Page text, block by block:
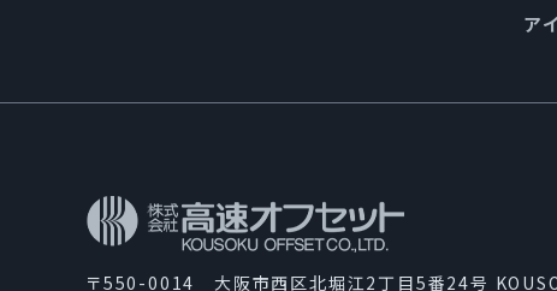
ア
〒550-0014 大阪市西区北堀江2丁目5番24号